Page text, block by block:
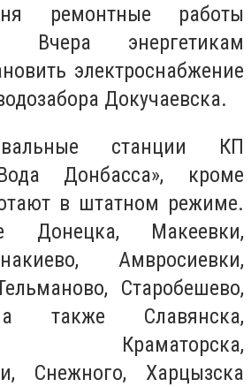
ремонтные работы
Вчера энергетикам
электроснабжение
Докучаевска.
станции КП
Донбасса», кроме
в штатном режиме.
Донецка, Макеевки,
Амвросиевки,
Старобешево,
также Славянска,
Краматорска,
Снежного, Харцызска